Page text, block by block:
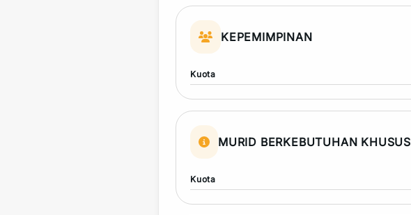
KEPEMIMPINAN
Kuota
MURID BERKEBUTUHAN KHUSUS
Kuota